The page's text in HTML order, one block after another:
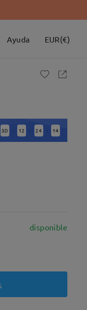
Ayuda EUR(€)
3D : 12 : 24 : 13
disponible